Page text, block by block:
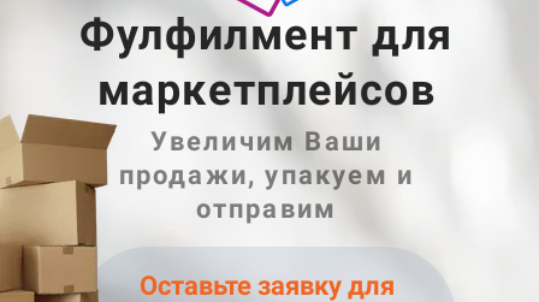
Фулфилмент для
маркетплейсов
Увеличим Ваши
продажи, упакуем и
отправим
Оставьте заявку для